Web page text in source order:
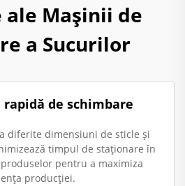
Mașinii de
a Sucurilor
de schimbare
diferite dimensiuni de sticle și
timpul de staționare în
pentru a maximiza
producției.